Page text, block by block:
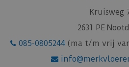
Kruisweg
2631 PE
085-0805244 (ma t/m vrij